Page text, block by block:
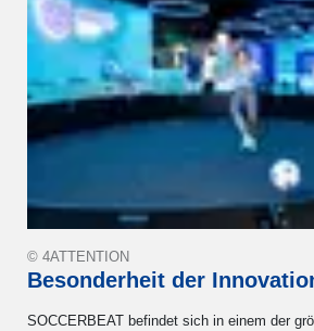
Besonderheit der
SOCCERBEAT befindet sich in einem der
© 4ATTENTION